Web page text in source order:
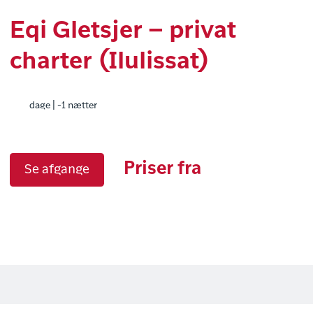
Eqi Gletsjer – privat
charter (Ilulissat)
dage | -1 nætter
Se afgange Priser fra